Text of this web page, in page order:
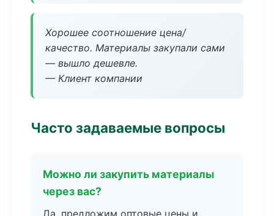
Хорошее соотношение цена/
качество. Материалы закупали сами
— вышло дешевле.
— Клиент компании
Часто задаваемые вопросы
Можно ли закупить материалы
через вас?
Да, предложим оптовые цены и